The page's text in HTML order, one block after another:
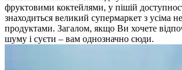
фруктовими коктейлями, у пішій
знаходиться великий супермаркет з усіма
продуктами. Загалом, якщо Ви хочете
шуму і суєти – вам однозначно сюди.